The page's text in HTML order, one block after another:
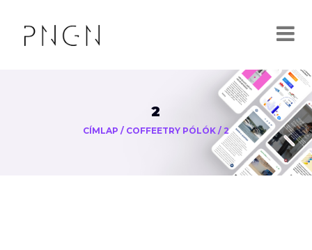
2
CÍMLAP / COFFEETRY PÓLÓK / 2